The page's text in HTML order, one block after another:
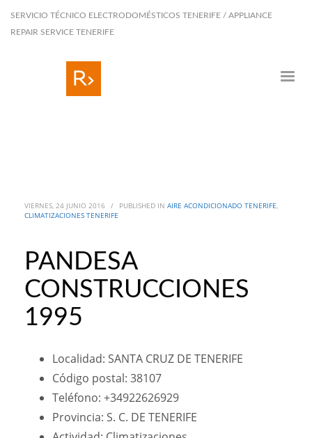
SERVICIO TÉCNICO ELECTRODOMÉSTICOS TENERIFE / APPLIANCE
REPAIR SERVICE TENERIFE
VIERNES, 24 JUNIO 2016 / PUBLISHED IN AIRE ACONDICIONADO TENERIFE,
CLIMATIZACIONES TENERIFE
PANDESA
CONSTRUCCIONES
1995
Localidad: SANTA CRUZ DE TENERIFE
Código postal: 38107
Teléfono: +34922626929
Provincia: S. C. DE TENERIFE